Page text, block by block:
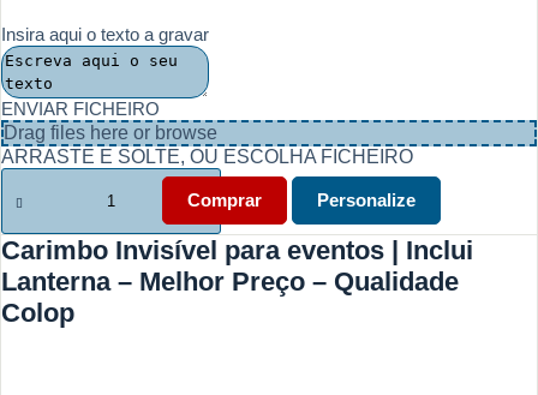
original
era:
49,00 €.
atual
é:
46,00 €.
Insira aqui o texto a gravar
ENVIAR FICHEIRO
Drag files here or browse
ARRASTE E SOLTE, OU ESCOLHA FICHEIRO
Quantidade
de
invisível
eventos
-
Inclui
Lanterna
Comprar Personalize
Carimbo Invisível para eventos | Inclui
Lanterna – Melhor Preço – Qualidade
Colop